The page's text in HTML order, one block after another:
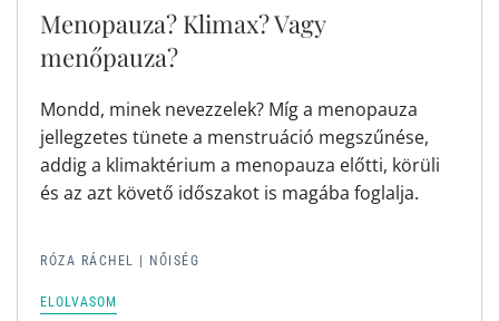
Menopauza? Klimax? Vagy
menőpauza?
Mondd, minek nevezzelek? Míg a menopauza
jellegzetes tünete a menstruáció megszűnése,
addig a klimaktérium a menopauza előtti, körüli
és az azt követő időszakot is magába foglalja.
RÓZA RÁCHEL | NŐISÉG
ELOLVASOM